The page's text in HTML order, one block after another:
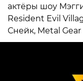
актёры шоу
Resident Evil
Снейк, Metal Gear